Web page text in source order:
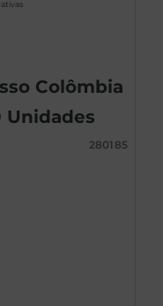
Colômbia
Unidades
280185